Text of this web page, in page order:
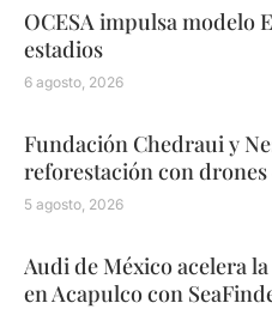
OCESA impulsa modelo
estadios
6 agosto, 2026
Fundación Chedraui y
reforestación con drones
5 agosto, 2026
Audi de México acelera
en Acapulco con